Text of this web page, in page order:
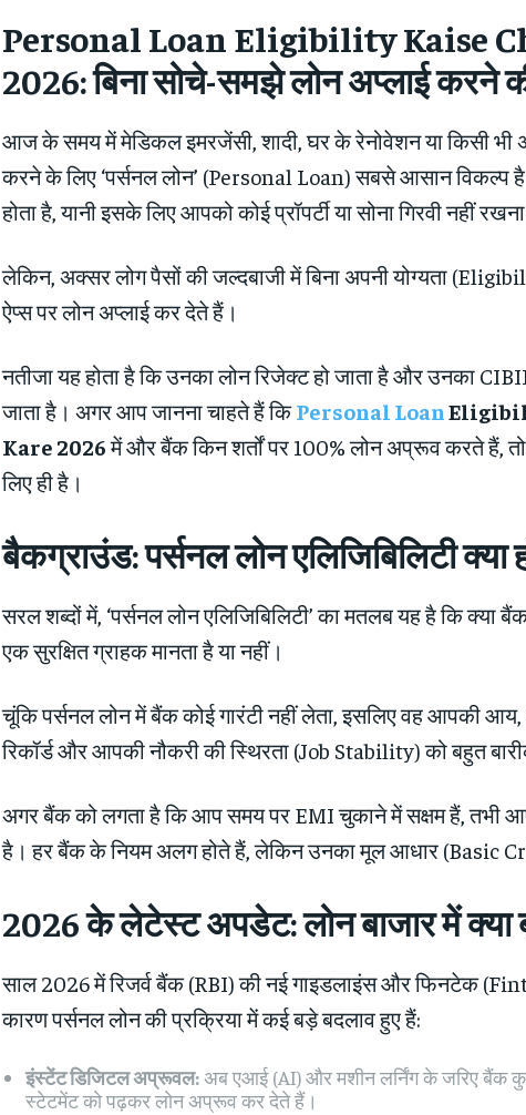
Personal Loan Eligibility Kaise
2026: बिना सोचे-समझे लोन अप्लाई करने
आज के समय में मेडिकल इमरजेंसी, शादी, घर के रेनोवेशन या किसी भी
करने के लिए ‘पर्सनल लोन’ (Personal Loan) सबसे आसान विकल्प
होता है, यानी इसके लिए आपको कोई प्रॉपर्टी या सोना गिरवी नहीं
लेकिन, अक्सर लोग पैसों की जल्दबाजी में बिना अपनी योग्यता
ऐप्स पर लोन अप्लाई कर देते हैं।
नतीजा यह होता है कि उनका लोन रिजेक्ट हो जाता है और उनका
जाता है। अगर आप जानना चाहते हैं किPersonal Loan
Kare 2026में और बैंक किन शर्तों पर 100% लोन अप्रूव करते हैं,
लिए ही है।
बैकग्राउंड: पर्सनल लोन एलिजिबिलिटी क्या
सरल शब्दों में, ‘पर्सनल लोन एलिजिबिलिटी’ का मतलब यह है कि क्या
एक सुरक्षित ग्राहक मानता है या नहीं।
चूंकि पर्सनल लोन में बैंक कोई गारंटी नहीं लेता, इसलिए वह आपकी
रिकॉर्ड और आपकी नौकरी की स्थिरता (Job Stability) को बहुत
अगर बैंक को लगता है कि आप समय पर EMI चुकाने में सक्षम हैं, तभी
है। हर बैंक के नियम अलग होते हैं, लेकिन उनका मूल आधार (Basic
2026 के लेटेस्ट अपडेट: लोन बाजार में क्या
साल 2026 में रिजर्व बैंक (RBI) की नई गाइडलाइंस और फिनटेक
कारण पर्सनल लोन की प्रक्रिया में कई बड़े बदलाव हुए हैं:
इंस्टेंट डिजिटल अप्रूवल:अब एआई (AI) और मशीन लर्निंग के जरिए बैंक
स्टेटमेंट को पढ़कर लोन अप्रूव कर देते हैं।